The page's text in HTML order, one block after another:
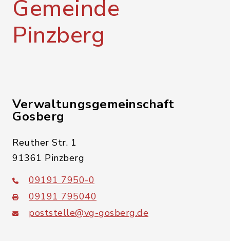
Gemeinde
Pinzberg
Verwaltungsgemeinschaft
Gosberg
Reuther Str. 1
91361 Pinzberg
09191 7950-0
09191 795040
poststelle@vg-gosberg.de